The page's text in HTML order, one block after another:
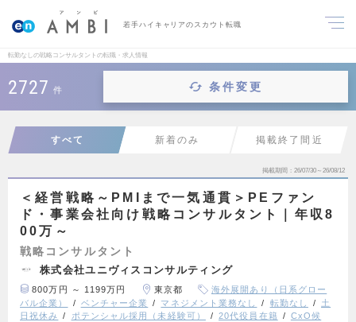
若手ハイキャリアのスカウト転職
転勤なしの戦略コンサルタントの転職・求人情報
2727 件 条件変更
すべて 新着のみ 掲載終了間近
掲載期間 26/07/30～26/08/12
＜経営戦略～PMIまで一気通貫＞PEファン
ド・事業会社向け戦略コンサルタント｜年収8
00万～
戦略コンサルタント
株式会社ユニヴィスコンサルティング
800万円 ～ 1199万円 東京都
海外展開あり（日系グロー
バル企業）
ベンチャー企業 マネジメント業務なし 転勤なし
土
日祝休み
ポテンシャル採用（未経験可） 20代役員在籍
CxO候